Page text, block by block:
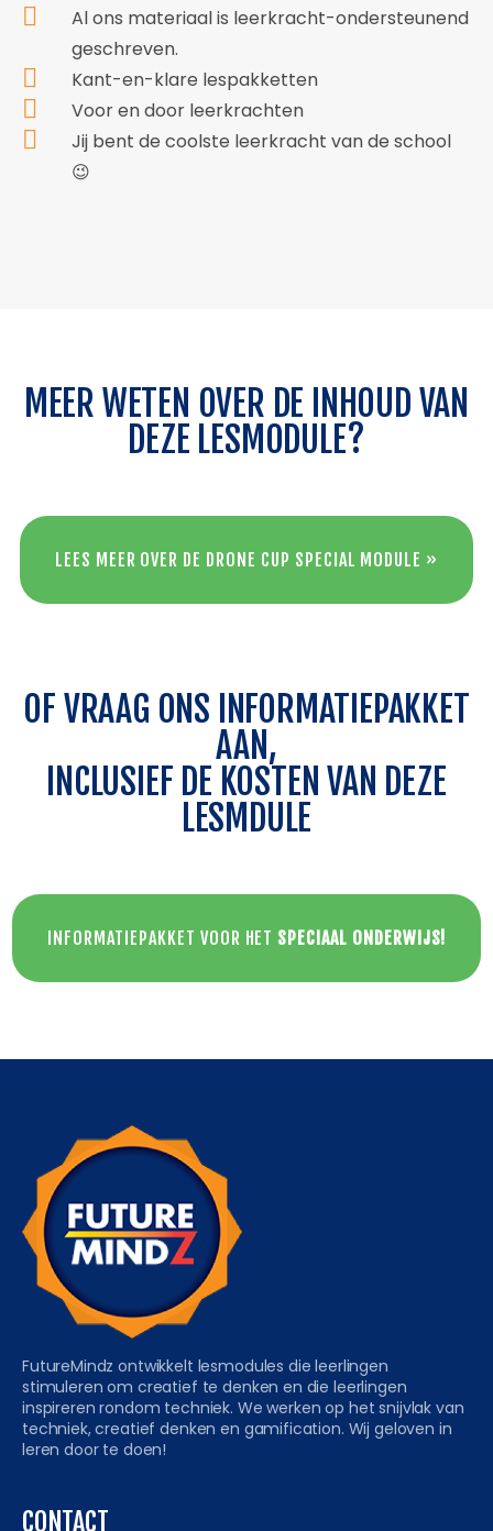
Al ons materiaal is leerkracht-ondersteunend
geschreven.
Kant-en-klare lespakketten
Voor en door leerkrachten
Jij bent de coolste leerkracht van de school
😉
MEER WETEN OVER DE INHOUD VAN
DEZE LESMODULE?
LEES MEER OVER DE DRONE CUP SPECIAL MODULE »
OF VRAAG ONS INFORMATIEPAKKET
AAN,
INCLUSIEF DE KOSTEN VAN DEZE
LESMDULE
INFORMATIEPAKKET VOOR HET SPECIAAL ONDERWIJS!
FutureMindz ontwikkelt lesmodules die leerlingen
stimuleren om creatief te denken en die leerlingen
inspireren rondom techniek. We werken op het snijvlak van
techniek, creatief denken en gamification. Wij geloven in
leren door te doen!
CONTACT